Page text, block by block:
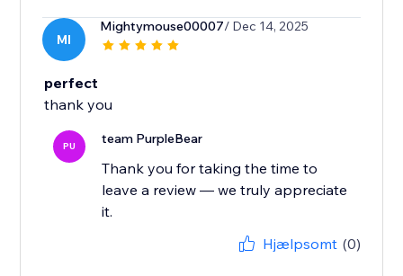
MI
Mightymouse00007/ Dec 14, 2025
perfect
thank you
PU team PurpleBear
Thank you for taking the time to
leave a review — we truly appreciate
it.
Hjælpsomt (0)